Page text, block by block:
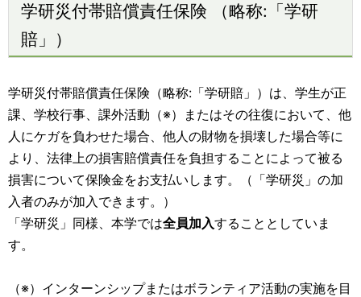
学研災付帯賠償責任保険 （略称:「学研
賠」）
学研災付帯賠償責任保険（略称:「学研賠」）は、学生が正
課、学校行事、課外活動（※）またはその往復において、他
人にケガを負わせた場合、他人の財物を損壊した場合等に
より、法律上の損害賠償責任を負担することによって被る
損害について保険金をお支払いします。（「学研災」の加
入者のみが加入できます。）
「学研災」同様、本学では全員加入することとしていま
す。
（※）インターンシップまたはボランティア活動の実施を目